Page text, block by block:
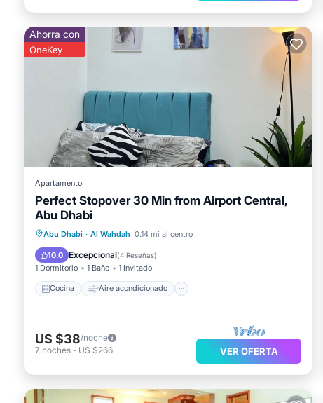
Ahorra con
OneKey
Apartamento
Perfect Stopover 30 Min from Airport Central,
Abu Dhabi
Abu Dhabi · Al Wahdah 0.14 mi al centro
10.0 Excepcional(4 Reseñas)
1 Dormitorio 1 Baño 1 Invitado
Cocina Aire acondicionado
Cocina Aire acondicionado
Apto para niños
US $38/noche
7 noches - US $266 VER OFERTA